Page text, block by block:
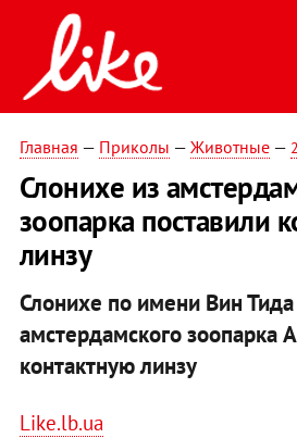
Главная — Приколы — Животные—
Слонихе из
зоопарка поставили
линзу
Слонихе по имени Вин Тида
амстердамского зоопарка
контактную линзу
Like.lb.ua